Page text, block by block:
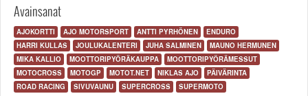
Avainsanat
AJOKORTTI AJO MOTORSPORT ANTTI PYRHÖNEN
ENDURO
HARRI KULLAS
JOULUKALENTERI JUHA SALMINEN
MAUNO HERMUNEN
MIKA KALLIO
MOOTTORIPYÖRÄKAUPPA
MOOTTORIPYÖRÄMESSUT
MOTOCROSS
MOTOGP MOTOT.NET NIKLAS AJO
PÄIVÄRINTA
ROAD RACING
SIVUVAUNU SUPERCROSS SUPERMOTO